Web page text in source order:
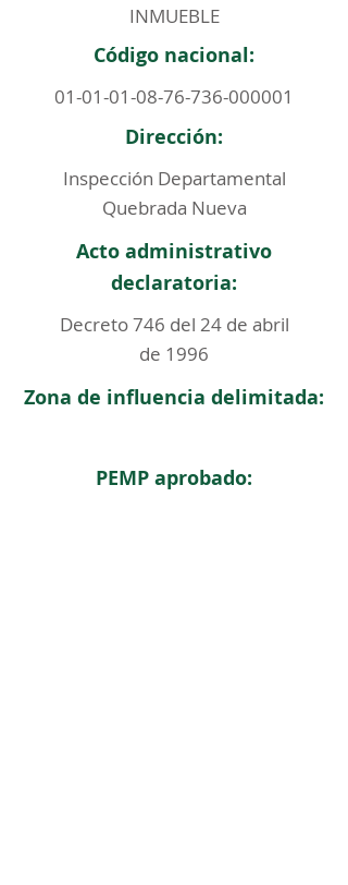
INMUEBLE
Código nacional:
01-01-01-08-76-736-000001
Dirección:
Inspección Departamental
Quebrada Nueva
Acto administrativo
declaratoria:
Decreto 746 del 24 de abril
de 1996
Zona de influencia delimitada:
PEMP aprobado: